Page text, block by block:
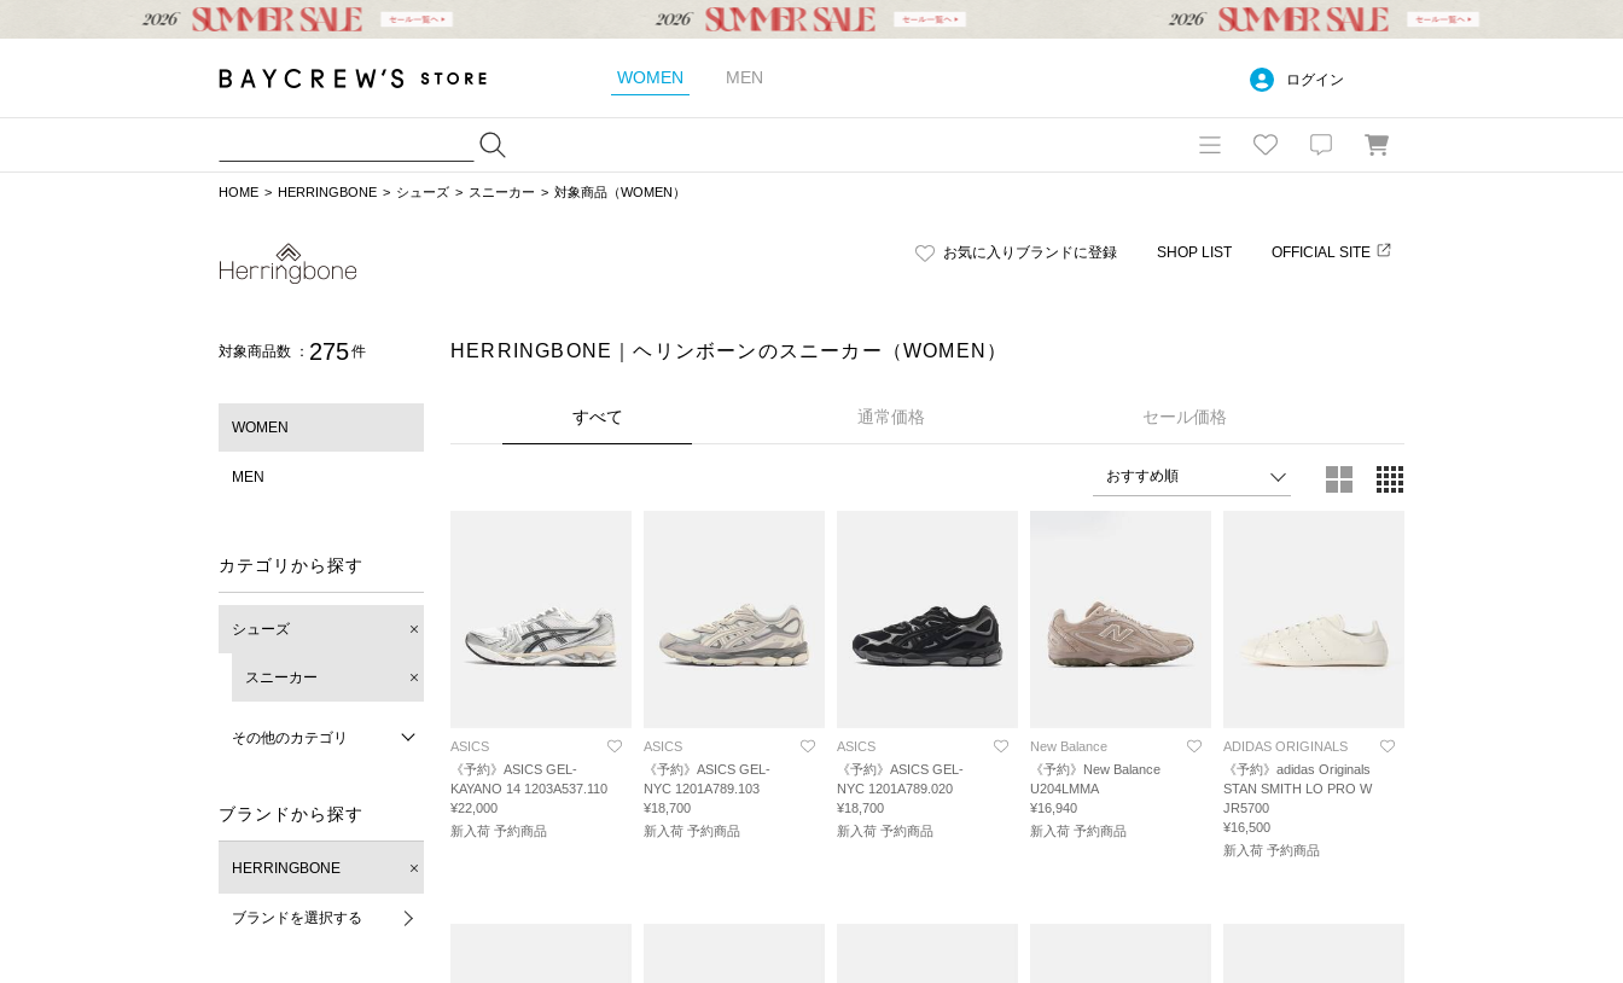
WOMEN MEN ログイン
HOME HERRINGBONE シューズ スニーカー 対象商品（WOMEN）
お気に入りブランドに登録 SHOP LIST OFFICIAL SITE
対象商品数 ： 275件
WOMEN
MEN
カテゴリから探す
シューズ
スニーカー
その他のカテゴリ
ブランドから探す
HERRINGBONE
ブランドを選択する
HERRINGBONE｜ヘリンボーンのスニーカー（WOMEN）
すべて 通常価格 セール価格
ASICS
《予約》ASICS GEL-
KAYANO 14 1203A537.110
¥22,000
新入荷 予約商品
ASICS
《予約》ASICS GEL-
NYC 1201A789.103
¥18,700
新入荷 予約商品
ASICS
《予約》ASICS GEL-
NYC 1201A789.020
¥18,700
新入荷 予約商品
New Balance
《予約》New Balance
U204LMMA
¥16,940
新入荷 予約商品
ADIDAS ORIGINALS
《予約》adidas Originals
STAN SMITH LO PRO W
JR5700
¥16,500
新入荷 予約商品